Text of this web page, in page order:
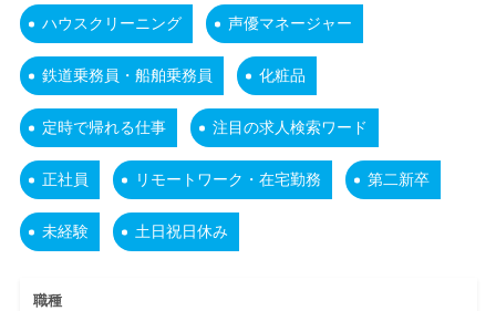
ハウスクリーニング 声優マネージャー
鉄道乗務員・船舶乗務員 化粧品
定時で帰れる仕事 注目の求人検索ワード
正社員 リモートワーク・在宅勤務 第二新卒
未経験 土日祝日休み
職種